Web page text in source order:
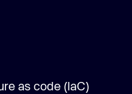
as code (IaC)